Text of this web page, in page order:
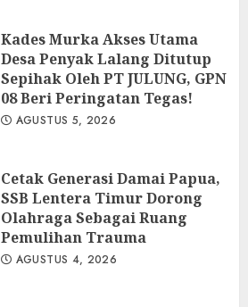
Kades Murka Akses Utama
Desa Penyak Lalang Ditutup
Sepihak Oleh PT JULUNG, GPN
08 Beri Peringatan Tegas!
AGUSTUS 5, 2026
Cetak Generasi Damai Papua,
SSB Lentera Timur Dorong
Olahraga Sebagai Ruang
Pemulihan Trauma
AGUSTUS 4, 2026